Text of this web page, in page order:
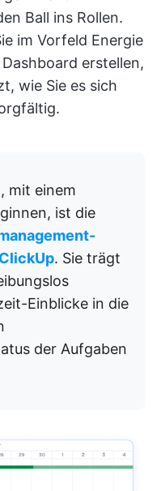
Ball ins Rollen.
im Vorfeld Energie
erstellen,
wie Sie es sich
mit einem
ist die
. Sie trägt
Einblicke in die
der Aufgaben